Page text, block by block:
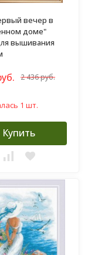
вечер в
доме"
вышивания
2 436 руб.
1 шт.
Купить